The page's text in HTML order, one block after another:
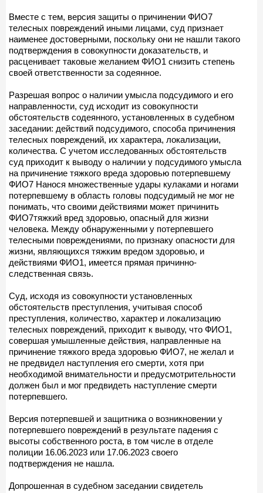
Вместе с тем, версия защиты о причинении ФИО7
телесных повреждений иными лицами, суд признает
наименее достоверными, поскольку они не нашли такого
подтверждения в совокупности доказательств, и
расценивает таковые желанием ФИО1 снизить степень
своей ответственности за содеянное.
Разрешая вопрос о наличии умысла подсудимого и его
направленности, суд исходит из совокупности
обстоятельств содеянного, установленных в судебном
заседании: действий подсудимого, способа причинения
телесных повреждений, их характера, локализации,
количества. С учетом исследованных обстоятельств
суд приходит к выводу о наличии у подсудимого умысла
на причинение тяжкого вреда здоровью потерпевшему
ФИО7 Нанося множественные удары кулаками и ногами
потерпевшему в область головы подсудимый не мог не
понимать, что своими действиями может причинить
ФИО7тяжкий вред здоровью, опасный для жизни
человека. Между обнаруженными у потерпевшего
телесными повреждениями, по признаку опасности для
жизни, являющихся тяжким вредом здоровью, и
действиями ФИО1, имеется прямая причинно-
следственная связь.
Суд, исходя из совокупности установленных
обстоятельств преступления, учитывая способ
преступления, количество, характер и локализацию
телесных повреждений, приходит к выводу, что ФИО1,
совершая умышленные действия, направленные на
причинение тяжкого вреда здоровью ФИО7, не желал и
не предвидел наступления его смерти, хотя при
необходимой внимательности и предусмотрительности
должен был и мог предвидеть наступление смерти
потерпевшего.
Версия потерпевшей и защитника о возникновении у
потерпевшего повреждений в результате падения с
высоты собственного роста, в том числе в отделе
полиции 16.06.2023 или 17.06.2023 своего
подтверждения не нашла.
Допрошенная в судебном заседании свидетель